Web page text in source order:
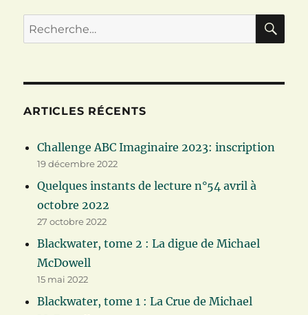
Recherche
pour :
ARTICLES RÉCENTS
Challenge ABC Imaginaire 2023: inscription
19 décembre 2022
Quelques instants de lecture n°54 avril à
octobre 2022
27 octobre 2022
Blackwater, tome 2 : La digue de Michael
McDowell
15 mai 2022
Blackwater, tome 1 : La Crue de Michael